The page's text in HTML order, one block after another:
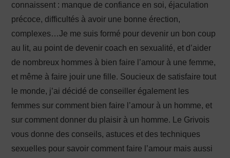
connaissent : manque de confiance en soi, éjaculation
précoce, difficultés à avoir une bonne érection,
complexes…Je me suis formé pour devenir un bon coup
au lit, au point de devenir coach en sexualité, et d’aider
de nombreux hommes à bien faire l’amour à une femme,
et même à faire jouir une fille. Soucieux de satisfaire tout
le monde, j’ai décidé de conseiller également les
femmes sur comment bien faire l’amour à un homme, et
sur comment donner du plaisir à un homme. Le Grivois
vous donne des conseils, astuces et des techniques
sexuelles pour savoir comment faire l’amour mais aussi